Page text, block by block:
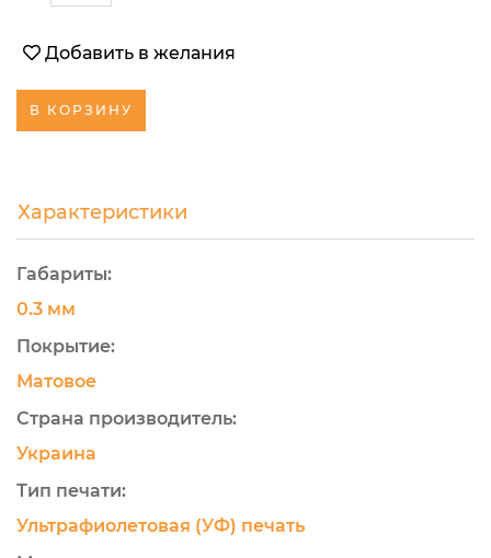
Добавить в желания
В КОРЗИНУ
Характеристики
Габариты:
0.3 мм
Покрытие:
Матовое
Страна производитель:
Украина
Тип печати:
Ультрафиолетовая (УФ) печать